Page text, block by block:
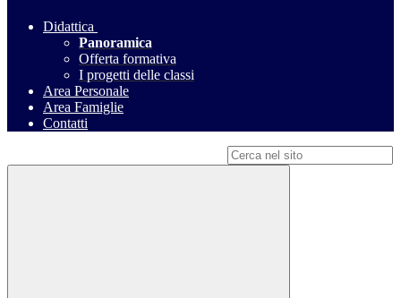
Didattica
Panoramica
Offerta formativa
I progetti delle classi
Area Personale
Area Famiglie
Contatti